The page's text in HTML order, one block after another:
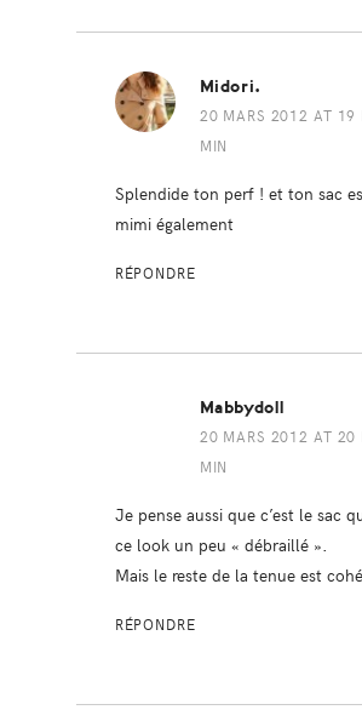
Midori.
20 MARS 2012 AT 19
MIN
Splendide ton perf ! et ton sac
mimi également
RÉPONDRE
Mabbydoll
20 MARS 2012 AT 20
MIN
Je pense aussi que c’est le sac
ce look un peu « débraillé ».
Mais le reste de la tenue est
RÉPONDRE